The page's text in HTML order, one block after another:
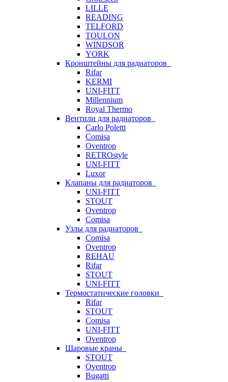
LILLE
READING
TELFORD
TOULON
WINDSOR
YORK
Кронштейны для радиаторов
Rifar
KERMI
UNI-FITT
Millennium
Royal Thermo
Вентили для радиаторов
Carlo Poletti
Comisa
Oventrop
RETROstyle
UNI-FITT
Luxor
Клапаны для радиаторов
UNI-FITT
STOUT
Oventrop
Comisa
Узлы для радиаторов
Comisa
Oventrop
REHAU
Rifar
STOUT
UNI-FITT
Термостатические головки
Rifar
STOUT
Comisa
UNI-FITT
Oventrop
Шаровые краны
STOUT
Oventrop
Bugatti